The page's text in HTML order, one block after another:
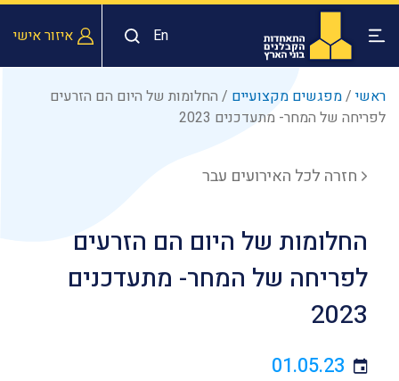
En איזור אישי
ראשי /מפגשים מקצועיים / החלומות של היום הם הזרעים
לפריחה של המחר- מתעדכנים 2023
חזרה לכל האירועים עבר
החלומות של היום הם הזרעים
לפריחה של המחר- מתעדכנים
2023
01.05.23